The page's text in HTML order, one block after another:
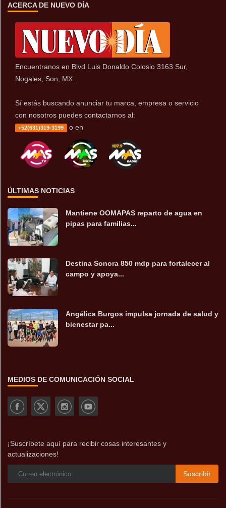
ACERCA DE NUEVO DÍA
Encuentranos en Blvd Luis Donaldo Colosio 3163 Sur,
Nogales, Son, MX.
Sí estás buscando anunciar tu marca, empresa o servicio
con nosotros puedes contactarnos al:
+52(631)319-3199 o en
ÚLTIMAS NOTICIAS
Mantiene OOMAPAS reparto de agua en
pipas para familias...
Destina Sonora 850 mdp para fortalecer al
campo y apoya...
Angélica Burgos impulsa jornada de salud y
bienestar pa...
MEDIOS DE COMUNICACIÓN SOCIAL
¡Suscríbete aquí para recibir cosas interesantes y
actualizaciones!
Suscribir